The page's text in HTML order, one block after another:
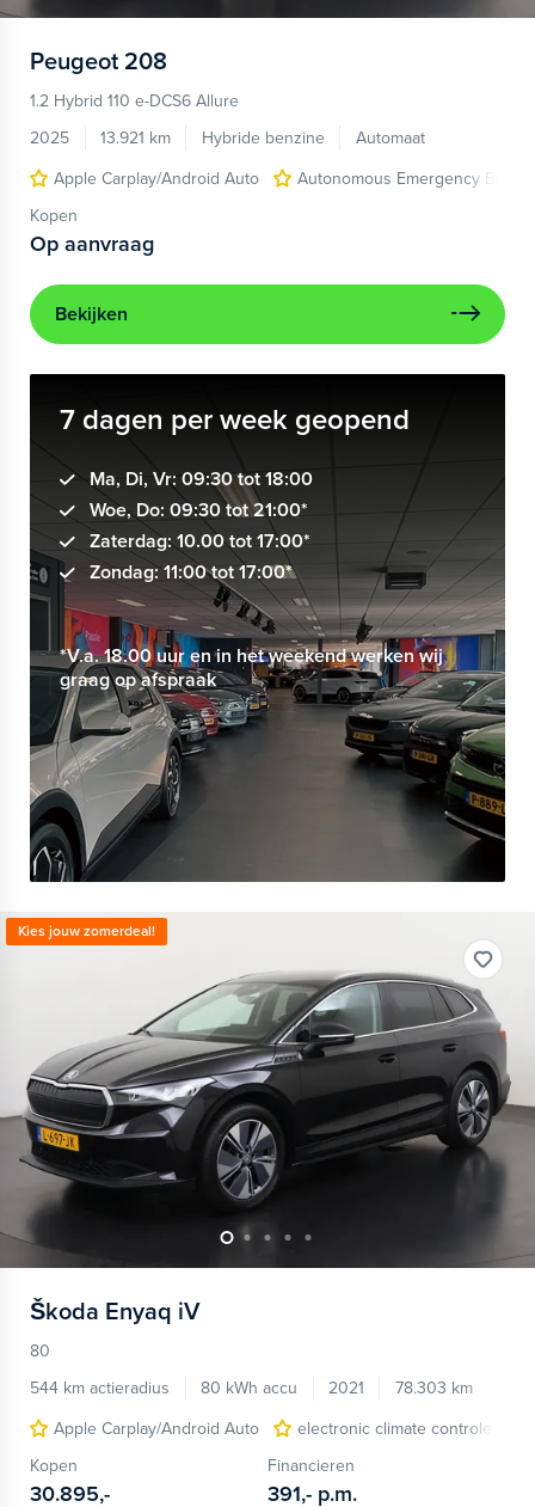
Peugeot 208
1.2 Hybrid 110 e-DCS6 Allure
2025
13.921 km Hybride benzine
Automaat
Apple Carplay/Android Auto
Autonomous Emergency
Kopen
Op aanvraag
Bekijken
7 dagen per week geopend
Ma, Di, Vr: 09:30 tot 18:00
Woe, Do: 09:30 tot 21:00*
Zaterdag: 10.00 tot 17:00*
Zondag: 11:00 tot 17:00*
*V.a. 18.00 uur en in het weekend werken wij
graag op afspraak
Kies jouw zomerdeal!
Škoda Enyaq iV
80
544 km actieradius
80 kWh accu 2021
78.303 km
Apple Carplay/Android Auto
electronic climate controle
Kopen
30.895,-
Financieren
391,- p.m.